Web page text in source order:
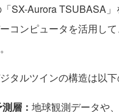
SX-Aurora TSUBASA」
コンピュータを活用し
タルツインの構造は以下
層： 地球観測データや